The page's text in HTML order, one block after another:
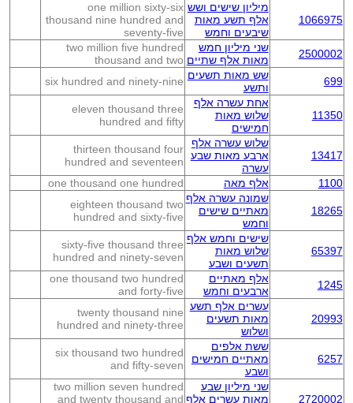
1066975
מיליון שישים ושש
אלף תשע מאות
שיבעים וחמש
one million sixty-six
thousand nine hundred and
seventy-five
2500002
שני מיליון חמש
מאות אלף שתיים
two million five hundred
thousand and two
699
שש מאות תשעים
ותשע
six hundred and ninety-nine
11350
אחת עשרה אלף
שלוש מאות
חמישים
eleven thousand three
hundred and fifty
13417
שלוש עשרה אלף
ארבע מאות שבע
עשרה
thirteen thousand four
hundred and seventeen
1100
אלף מאה one thousand one hundred
18265
שמונה עשרה אלף
מאתיים שישים
וחמש
eighteen thousand two
hundred and sixty-five
65397
שישים וחמש אלף
שלוש מאות
תשעים ושבע
sixty-five thousand three
hundred and ninety-seven
1245
אלף מאתיים
ארבעים וחמש
one thousand two hundred
and forty-five
20993
עשרים אלף תשע
מאות תשעים
ושלוש
twenty thousand nine
hundred and ninety-three
6257
ששת אלפים
מאתיים חמישים
ושבע
six thousand two hundred
and fifty-seven
2720002
שני מיליון שבע
מאות עשרים אלף
two million seven hundred
and twenty thousand and